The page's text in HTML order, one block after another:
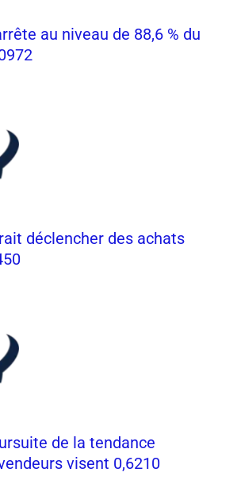
au niveau de 88,6 % du
déclencher des achats
de la tendance
visent 0,6210